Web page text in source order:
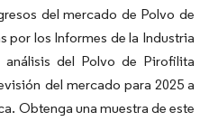
del mercado de Polvo de
por los Informes de la Industria
del Polvo de Pirofilita
del mercado para 2025 a
Obtenga una muestra de este